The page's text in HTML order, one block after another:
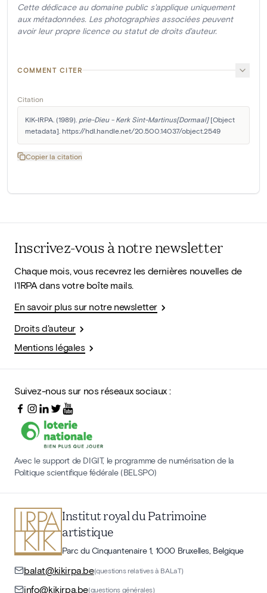
Cette dédicace au domaine public s'applique uniquement
aux métadonnées. Les photographies associées peuvent
avoir leur propre licence ou statut de droits d'auteur.
COMMENT CITER
Citation
KIK-IRPA. (1989). prie-Dieu - Kerk Sint-Martinus[Dormaal] [Object
metadata]. https://hdl.handle.net/20.500.14037/object.2549
Copier la citation
Inscrivez-vous à notre newsletter
Chaque mois, vous recevrez les dernières nouvelles de
l'IRPA dans votre boîte mails.
En savoir plus sur notre newsletter
Droits d'auteur
Mentions légales
Suivez-nous sur nos réseaux sociaux :
Avec le support de DIGIT, le programme de numérisation de la
Politique scientifique fédérale (BELSPO)
Institut royal du Patrimoine
artistique
Parc du Cinquantenaire 1, 1000 Bruxelles, Belgique
balat@kikirpa.be(questions relatives à BALaT)
info@kikirpa.be(questions générales)